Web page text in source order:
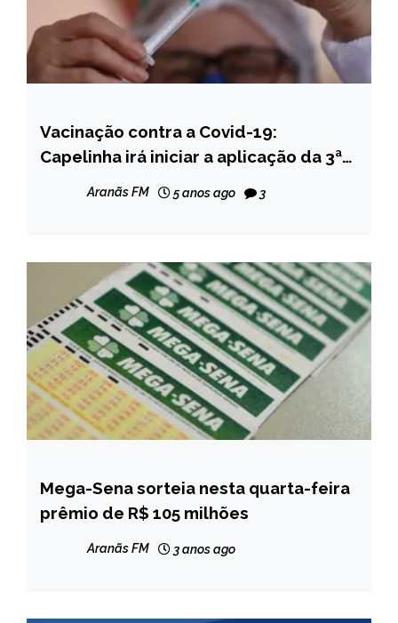
CAPELINHA
NOTÍCIAS
Vacinação contra a Covid-19:
Capelinha irá iniciar a aplicação da 3ª
veja cronograma
Aranãs FM 5 anos ago 3
BRASIL
CAPELINHA
Mega-Sena sorteia nesta quarta-feira
prêmio de R$ 105 milhões
Aranãs FM 3 anos ago